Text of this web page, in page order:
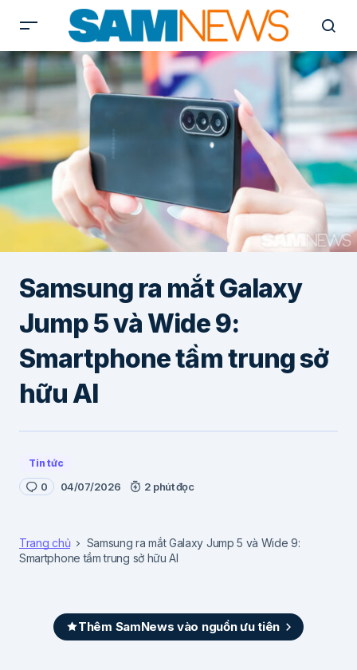
Samsung ra mắt Galaxy
Jump 5 và Wide 9:
Smartphone tầm trung sở
hữu AI
Tin tức
0 04/07/2026 2 phút đọc
Trang chủ
Samsung ra mắt Galaxy Jump 5 và Wide 9:
Smartphone tầm trung sở hữu AI
Thêm SamNews vào nguồn ưu tiên